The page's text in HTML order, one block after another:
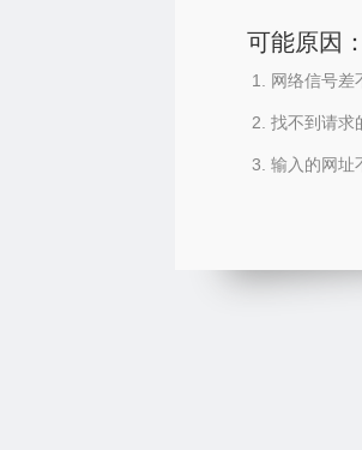
可能原因
网络信号差
找不到请求
输入的网址